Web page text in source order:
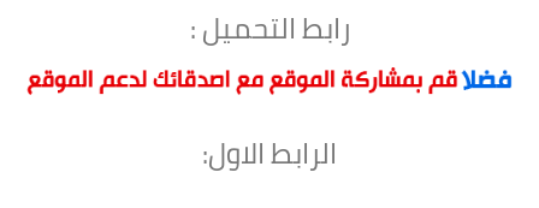
رابط التحميل :
الرابط الاول: